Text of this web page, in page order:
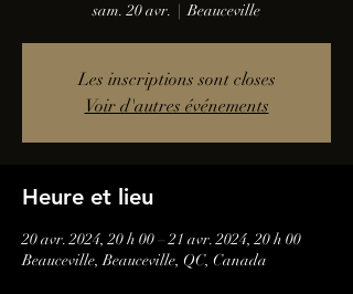
sam. 20 avr.
  |
Beauceville
Les inscriptions sont closes
Voir d'autres événements
Heure et lieu
20 avr. 2024, 20 h 00 – 21 avr. 2024, 20 h 00
Beauceville, Beauceville, QC, Canada